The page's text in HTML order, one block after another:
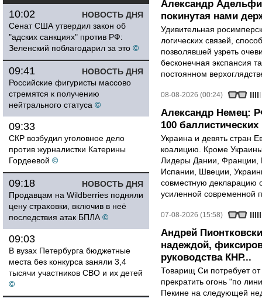
НОВОСТЬ ДНЯ
10:02
Сенат США утвердил закон об
"адских санкциях" против РФ:
Зеленский поблагодарил за это ©
НОВОСТЬ ДНЯ
09:41
Российские фигуристы массово
стремятся к получению
нейтрального статуса ©
09:33
СКР возбудил уголовное дело
против журналистки Катерины
Гордеевой ©
НОВОСТЬ ДНЯ
09:18
Продавцам на Wildberries подняли
цену страховки, включив в неё
последствия атак БПЛА ©
09:03
В вузах Петербурга бюджетные
места без конкурса заняли 3,4
тысячи участников СВО и их детей
©
Александр
покинутая нами
Удивительная
логических связей,
позволявшей узреть
бесконечная экспансия
постоянном
08-08-2026 (00:24)
Александр Немец:
100 баллистических
Украина и девять стран
коалицию. Кроме
Лидеры Дании, Франции,
Испании, Швеции,
совместную декларацию
усиленной современной
07-08-2026 (15:58)
Андрей
надеждой,
руководства КНР...
Товарищ Си потребует
прекратить огонь "по
Пекине на следующей